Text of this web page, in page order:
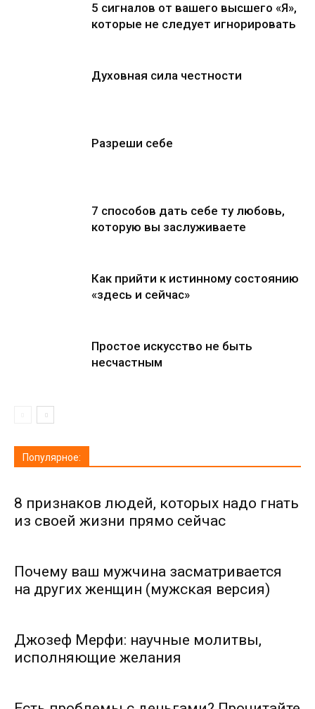
5 сигналов от вашего высшего «Я»,
которые не следует игнорировать
Духовная сила честности
Разреши себе
7 способов дать себе ту любовь,
которую вы заслуживаете
Как прийти к истинному состоянию
«здесь и сейчас»
Простое искусство не быть
несчастным
Популярное:
8 признаков людей, которых надо гнать
из своей жизни прямо сейчас
Почему ваш мужчина засматривается
на других женщин (мужская версия)
Джозеф Мерфи: научные молитвы,
исполняющие желания